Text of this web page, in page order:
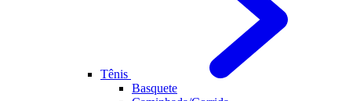
Tênis
Basquete